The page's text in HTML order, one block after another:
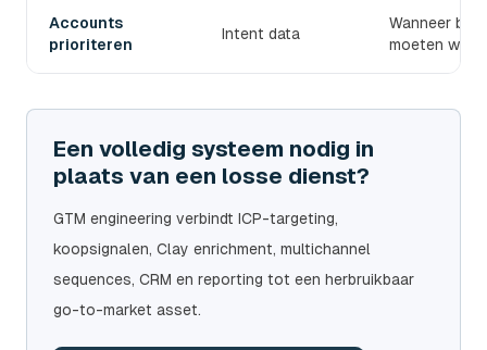
Accounts
prioriteren
Intent data
Wanneer
moeten
Een volledig systeem nodig in
plaats van een losse dienst?
GTM engineering verbindt ICP-targeting,
koopsignalen, Clay enrichment, multichannel
sequences, CRM en reporting tot een herbruikbaar
go-to-market asset.